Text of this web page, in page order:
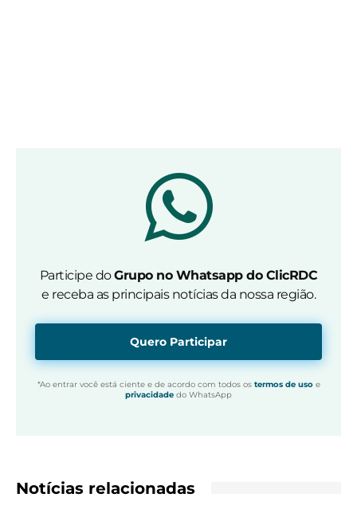
Participe doGrupo no Whatsapp do ClicRDC
e receba as principais notícias da nossa região.
Quero Participar
*Ao entrar você está ciente e de acordo com todos os termos de usoe
privacidade do WhatsApp
Notícias relacionadas